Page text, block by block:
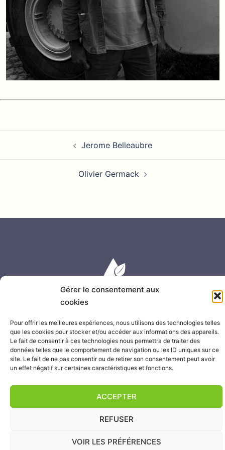
Gérer le consentement aux
cookies
Pour offrir les meilleures expériences, nous utilisons des technologies telles
que les cookies pour stocker et/ou accéder aux informations des appareils.
Le fait de consentir à ces technologies nous permettra de traiter des
données telles que le comportement de navigation ou les ID uniques sur ce
site. Le fait de ne pas consentir ou de retirer son consentement peut avoir
un effet négatif sur certaines caractéristiques et fonctions.
ACCEPTER
REFUSER
VOIR LES PRÉFÉRENCES
Jerome Belleaubre
Olivier Germack
2025 © Les Sablières de FOND CANONVILLE
Siège social : Fond Canonville - 97250 SAINT-PIERRE
Tél : 0596 52 92 59– Fax : 0596 52 96 62
Mentions Légales| Création du site :LAGENCEGRAPHIQUE
FOND CANONVILLE